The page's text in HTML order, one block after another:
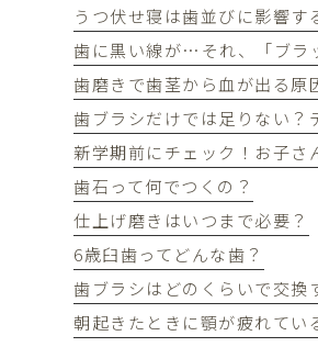
うつ伏せ寝は歯並びに影響す
歯石って何でつくの？
仕上げ磨きはいつまで必要？
6歳臼歯ってどんな歯？